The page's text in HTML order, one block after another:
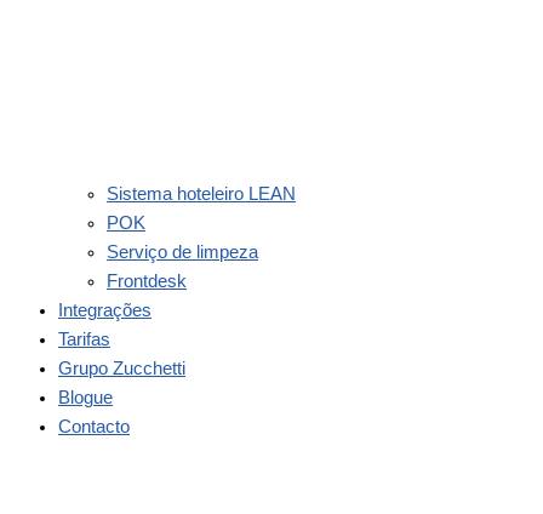
Sistema hoteleiro LEAN
POK
Serviço de limpeza
Frontdesk
Integrações
Tarifas
Grupo Zucchetti
Blogue
Contacto